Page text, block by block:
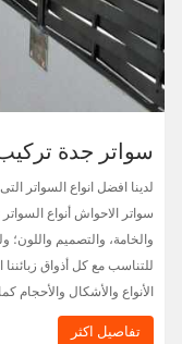
سواتر جدة
لدينا افضل انواع السواتر
سواتر الاحواش أنواع
والخامة، والتصميم واللون؛
للتناسب مع كل أذواق زبائننا
الأنواع والأشكال والأحجام
تفاصيل اكثر